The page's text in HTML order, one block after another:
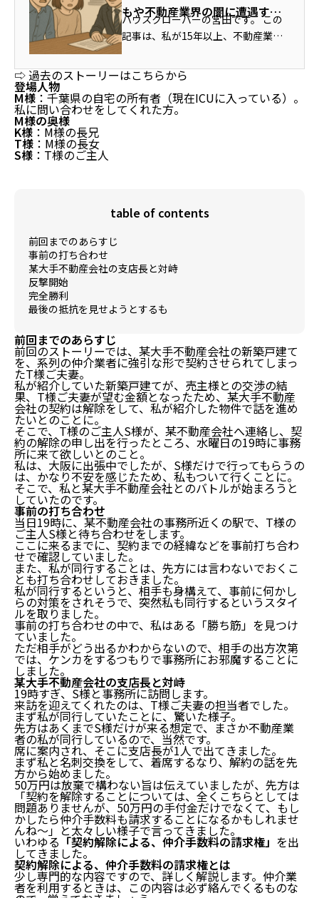
もや不動産業界の闇に遭遇す
る、T様ご夫妻
ハウスクローバーの宮田です。 この
記事は、私が15年以上、不動産業界
残ったお客様のストーリーをご紹介
する「CLOVER STORY（クローバ
ー ストーリー）」の連載記事です
（お...
⇨過去のストーリーはこちらから
登場人物
M様：千葉県の自宅の所有者（現在ICUに入っている）。
私に問い合わせをしてくれた方。
M様の奥様
K様 ：M様の長兄
T様 ：M様の長女
S様 ：T様のご主人
table of contents
前回までのあらすじ
事前の打ち合わせ
某大手不動産会社の支店長と対峙
反撃開始
完全勝利
最後の抵抗を見せようとするも
前回までのあらすじ
前回のストーリーでは、某大手不動産会社の新築戸建て
を、系列の仲介業者に強引な形で契約させられてしまっ
たT様ご夫妻。
私が紹介していた新築戸建てが、売主様との交渉の結
果、T様ご夫妻が望む金額となったため、某大手不動産
会社の契約は解除をして、私が紹介した物件で話を進め
たいとのことに。
そこで、T様のご主人S様が、某不動産会社へ連絡し、契
約の解除の申し出を行ったところ、水曜日の19時に事務
所に来て欲しいとのこと。
私は、大阪に出張中でしたが、S様だけで行ってもらうの
は、かなり不安を感じたため、私もついて行くことに。
そこで、私と某大手不動産会社とのバトルが始まろうと
していたのです。
事前の打ち合わせ
当日19時に、某不動産会社の事務所近くの駅で、T様の
ご主人S様と待ち合わせをします。
ここに来るまでに、契約までの経緯などを事前打ち合わ
せで確認していました。
また、私が同行することは、先方には言わないでおくこ
とも打ち合わせしておきました。
私が同行するというと、相手も身構えて、事前に何かし
らの対策をされそうで、突然私も同行するというスタイ
ルを取りました。
事前の打ち合わせの中で、私はある「勝ち筋」を見つけ
ていました。
ただ相手がどう出るかわからないので、相手の出方次第
では、ケンカをするつもりで事務所にお邪魔することに
しました。
某大手不動産会社の支店長と対峙
19時すぎ、S様と事務所に訪問します。
来訪を迎えてくれたのは、T様ご夫妻の担当者でした。
まず私が同行していたことに、驚いた様子。
先方はあくまでS様だけが来る想定で、まさか不動産業
者の私が同行しているので、当然です。
席に案内され、そこに支店長が1人で出てきました。
まず私と名刺交換をして、着席するなり、解約の話を先
方から始めました。
50万円は放棄で構わない旨は伝えていましたが、先方は
「契約を解除することについては、全くこちらとしては
問題ありませんが、50万円の手付金だけでなくて、もし
かしたら仲介手数料も請求することになるかもしれませ
んね〜」と太々しい様子で言ってきました。
いわゆる 「契約解除による、仲介手数料の請求権」 を出
してきました。
契約解除による、仲介手数料の請求権とは
少し専門的な内容ですので、詳しく解説します。仲介業
者を利用するときは、この内容は必ず絡んでくるものな